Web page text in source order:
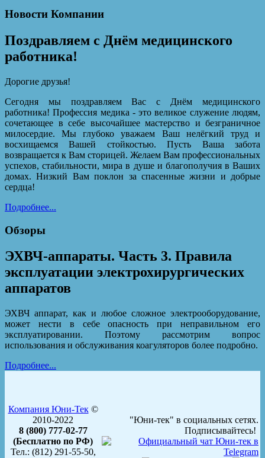
Новости Компании
Поздравляем с Днём медицинского
работника!
Дорогие друзья!
Сегодня мы поздравляем Вас с Днём медицинского
работника! Профессия медика - это великое служение людям,
сочетающее в себе высочайшее мастерство и безграничное
милосердие. Мы глубоко уважаем Ваш нелёгкий труд и
восхищаемся Вашей стойкостью. Пусть Ваша забота
возвращается к Вам сторицей. Желаем Вам профессиональных
успехов, стабильности, мира в душе и благополучия в Ваших
домах. Низкий Вам поклон за спасенные жизни и добрые
сердца!
Подробнее...
Обзоры
ЭХВЧ-аппараты. Часть 3. Правила
эксплуатации электрохирургических
аппаратов
ЭХВЧ аппарат, как и любое сложное электрооборудование,
может нести в себе опасность при неправильном его
эксплуатировании. Поэтому рассмотрим вопрос
использования и обслуживания коагуляторов более подробно.
Подробнее...
Компания Юни-Тек©
2010-2022
8 (800) 777-02-77
(Бесплатно по РФ)
Тел.: (812) 291-55-50,
"Юни-тек" в социальных сетях.
Подписывайтесь!